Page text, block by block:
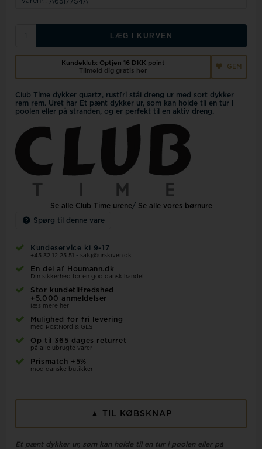
LÆG I KURVEN
Kundeklub: Optjen 16 DKK point
Tilmeld dig gratis her
GEM
Club Time dykker quartz, rustfri stål dreng ur med sort dykker
rem rem. Uret har Et pænt dykker ur, som kan holde til en tur i
poolen eller på stranden, og er perfekt til en aktiv dreng.
Se alle Club Time urene/ Se alle vores børnure
Spørg til denne vare
Kundeservice kl 9-17
+45 32 12 25 51 - salg@urskiven.dk
En del af Houmann.dk
Din sikkerhed for en god dansk handel
Stor kundetilfredshed
+5.000 anmeldelser
læs mere her
Mulighed for fri levering
med PostNord & GLS
Op til 365 dages returret
på alle ubrugte varer
Prismatch +5%
mod danske butikker
▲ TIL KØBSKNAP
Et pænt dykker ur, som kan holde til en tur i poolen eller på